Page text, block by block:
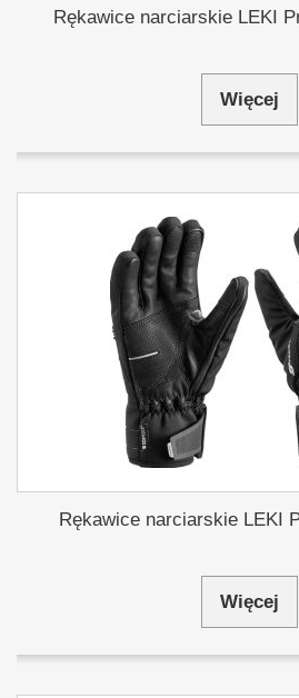
Rękawice narciarskie LEKI
Więcej
Rękawice narciarskie LEKI
Więcej